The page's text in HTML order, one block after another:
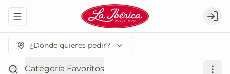
Abrir menu de navegación
¿Dónde quieres pedir?
Categoría Favoritos